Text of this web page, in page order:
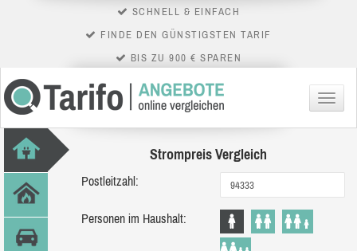
SCHNELL & EINFACH
FINDE DEN GÜNSTIGSTEN TARIF
BIS ZU 900 € SPAREN
Menü
Strompreis Vergleich
Postleitzahl:
Personen im Haushalt: